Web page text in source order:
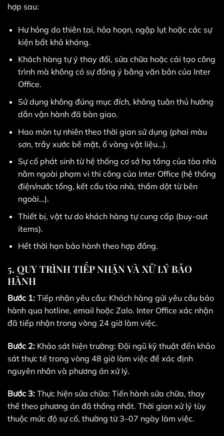
hợp sau:
Hư hỏng do thiên tai, hỏa hoạn, ngập lụt hoặc các sự
kiện bất khả kháng.
Khách hàng tự ý thay đổi, sửa chữa hoặc cải tạo công
trình mà không có sự đồng ý bằng văn bản của Inter
Office.
Sử dụng không đúng mục đích, không tuân thủ hướng
dẫn vận hành đã bàn giao.
Hao mòn tự nhiên theo thời gian sử dụng (phai màu
sơn, trầy xước bề mặt, ố vàng vật liệu…).
Sự cố phát sinh từ hệ thống cơ sở hạ tầng của tòa nhà
nằm ngoài phạm vi thi công của Inter Office (hệ thống
điện/nước tổng, kết cấu tòa nhà, thấm dột từ bên
ngoài…).
Thiết bị, vật tư do khách hàng tự cung cấp (buy-out
items).
Hết thời hạn bảo hành theo hợp đồng.
5. QUY TRÌNH TIẾP NHẬN VÀ XỬ LÝ BẢO
HÀNH
Bước 1: Tiếp nhận yêu cầu: Khách hàng gửi yêu cầu bảo
hành qua hotline, email hoặc Zalo. Inter Office xác nhận
đã tiếp nhận trong vòng 24 giờ làm việc.
Bước 2: Khảo sát hiện trường: Đội ngũ kỹ thuật đến khảo
sát thực tế trong vòng 48 giờ làm việc để xác định
nguyên nhân và phương án xử lý.
Bước 3: Thực hiện sửa chữa: Tiến hành sửa chữa, thay
thế theo phương án đã thống nhất. Thời gian xử lý tùy
thuộc mức độ sự cố, thường từ 3–07 ngày làm việc.